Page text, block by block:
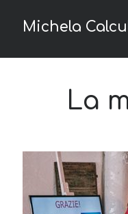
Michela
Barra
Privacy e Cookie Policy
Richiesta di accesso ai dati
Argomenti
Content marketing
(4)
Economia & fisco(80)
La